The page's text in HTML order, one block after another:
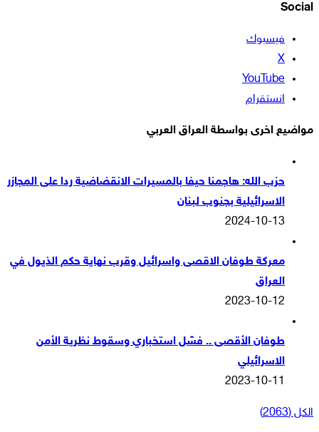
Social
فيسبوك
‫X
‫YouTube
انستقرام
مواضيع اخرى بواسطة العراق العربي
حزب الله: هاجمنا حيفا بالمسيرات الانقضاضية ردا على المجازر
الاسرائيلية بجنوب لبنان
2024-10-13
معركة طوفان الاقصى واسرائيل وقرب نهاية حكم الذيول في
العراق
2023-10-12
طوفان الأقصى .. فشل استخباري وسقوط نظرية الأمن
الاسرائيلي
2023-10-11
الكل (2063)